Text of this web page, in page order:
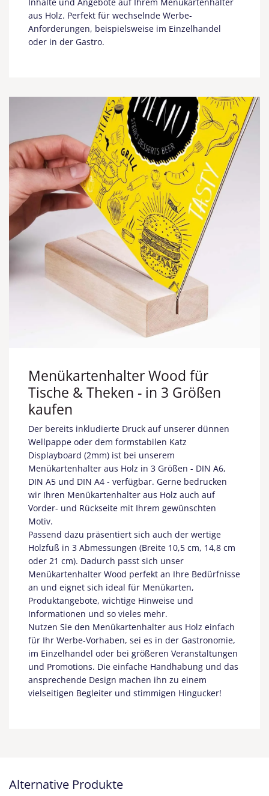
Inhalte und Angebote auf Ihrem Menükartenhalter
aus Holz. Perfekt für wechselnde Werbe-
Anforderungen, beispielsweise im Einzelhandel
oder in der Gastro.
Menükartenhalter Wood für
Tische & Theken - in 3 Größen
kaufen
Der bereits inkludierte Druck auf unserer dünnen
Wellpappe oder dem formstabilen Katz
Displayboard (2mm) ist bei unserem
Menükartenhalter aus Holz in 3 Größen - DIN A6,
DIN A5 und DIN A4 - verfügbar. Gerne bedrucken
wir Ihren Menükartenhalter aus Holz auch auf
Vorder- und Rückseite mit Ihrem gewünschten
Motiv.
Passend dazu präsentiert sich auch der wertige
Holzfuß in 3 Abmessungen (Breite 10,5 cm, 14,8 cm
oder 21 cm). Dadurch passt sich unser
Menükartenhalter Wood perfekt an Ihre Bedürfnisse
an und eignet sich ideal für Menükarten,
Produktangebote, wichtige Hinweise und
Informationen und so vieles mehr.
Nutzen Sie den Menükartenhalter aus Holz einfach
für Ihr Werbe-Vorhaben, sei es in der Gastronomie,
im Einzelhandel oder bei größeren Veranstaltungen
und Promotions. Die einfache Handhabung und das
ansprechende Design machen ihn zu einem
vielseitigen Begleiter und stimmigen Hingucker!
Alternative Produkte